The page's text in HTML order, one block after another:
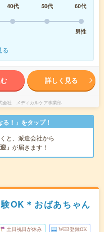
40代 50代
60代
男性
る
詳しく見る
会社 メディカルケア事業部
！」をタップ！
と、派遣会社から
」 が届きます！
OK＊おばあちゃん
土日祝日が休み WEB登録OK